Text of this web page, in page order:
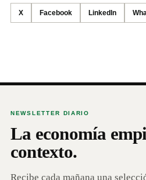
X Facebook LinkedIn
NEWSLETTER DIARIO
La economía
contexto.
Recibe cada mañana una